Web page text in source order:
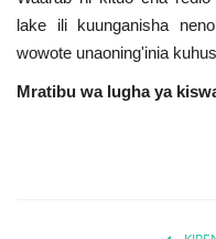
lake ili kuunganisha
wowote unaoning'inia
Mratibu wa lugha ya